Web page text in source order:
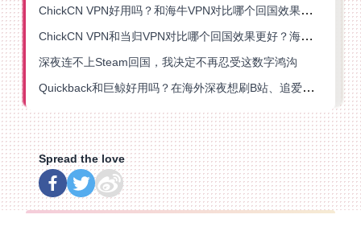
ChickCN VPN好用吗？和海牛VPN对比哪个回国效果更好？
ChickCN VPN和当归VPN对比哪个回国效果更好？海外党亲测后选了它
深夜连不上Steam回国，我决定不再忍受这数字鸿沟
Quickback和巨鲸好用吗？在海外深夜想刷B站、追爱奇艺的你，或许正需要这份答案
Spread the love